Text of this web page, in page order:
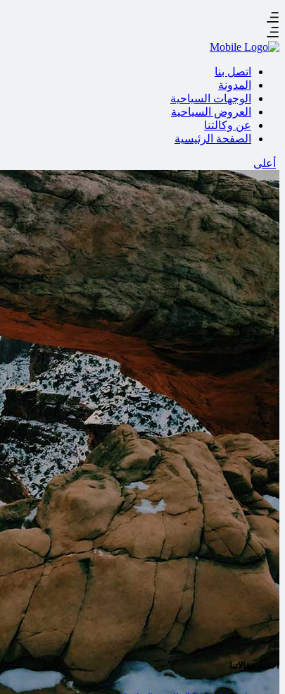
اتصل بنا
المدونة
الوجهات السياحية
العروض السياحية
عن وكالتنا
الصفحة الرئيسية
أعلى
احدث مقالاتنا